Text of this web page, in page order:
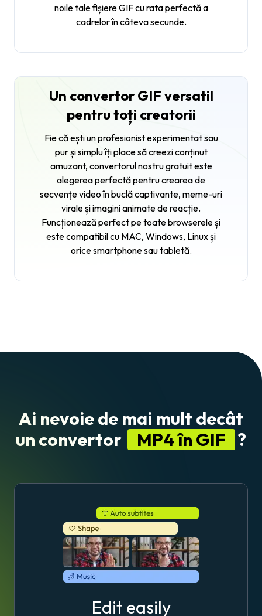
noile tale fișiere GIF cu rata perfectă a
cadrelor în câteva secunde.
Un convertor GIF versatil
pentru toți creatorii
Fie că ești un profesionist experimentat sau
pur și simplu îți place să creezi conținut
amuzant, convertorul nostru gratuit este
alegerea perfectă pentru crearea de
secvențe video în buclă captivante, meme-uri
virale și imagini animate de reacție.
Funcționează perfect pe toate browserele și
este compatibil cu MAC, Windows, Linux și
orice smartphone sau tabletă.
Ai nevoie de mai mult decât
un convertor
MP4 în GIF ?
Edit easily